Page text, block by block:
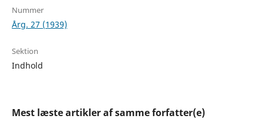
Nummer
Årg. 27 (1939)
Sektion
Indhold
Mest læste artikler af samme forfatter(e)